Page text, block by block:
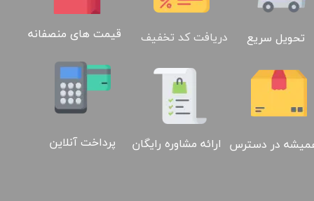
تحویل سریع دریافت کد تخفیف قیمت های منصفانه
در دسترس ارائه مشاوره رایگان پرداخت آنلاین